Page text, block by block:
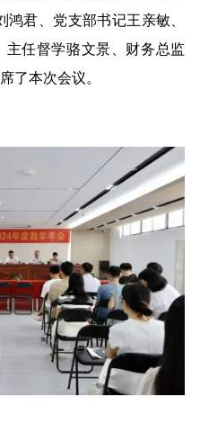
鸿君、党支部书记王亲敏、
主任督学骆文景、财务总监
了本次会议。